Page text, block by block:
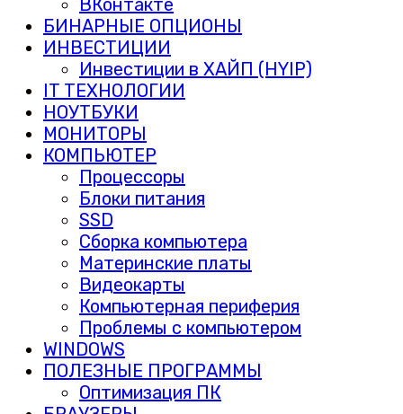
ВКонтакте
БИНАРНЫЕ ОПЦИОНЫ
ИНВЕСТИЦИИ
Инвестиции в ХАЙП (HYIP)
IT ТЕХНОЛОГИИ
НОУТБУКИ
МОНИТОРЫ
КОМПЬЮТЕР
Процессоры
Блоки питания
SSD
Сборка компьютера
Материнские платы
Видеокарты
Компьютерная периферия
Проблемы с компьютером
WINDOWS
ПОЛЕЗНЫЕ ПРОГРАММЫ
Оптимизация ПК